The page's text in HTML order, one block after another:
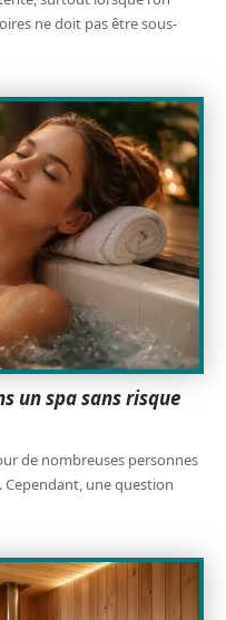
ne doit pas être sous-
un spa sans risque
de nombreuses personnes
une question